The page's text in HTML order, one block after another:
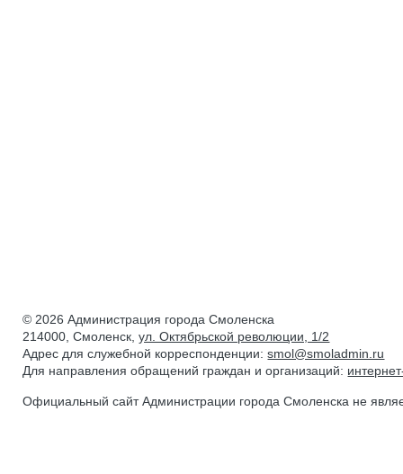
© 2026 Администрация города Смоленска
214000, Смоленск,ул. Октябрьской революции, 1/2
Адрес для служебной корреспонденции:smol@smoladmin.ru
Для направления обращений граждан и организаций:
Официальный сайт Администрации города Смоленска не